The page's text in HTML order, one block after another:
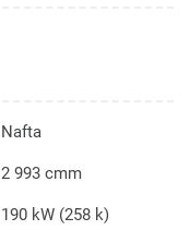
Nafta
2 993 cmm
190 kW (258 k)